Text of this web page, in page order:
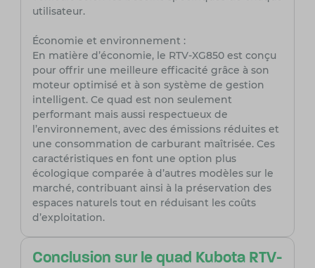
utilisateur.
Économie et environnement :
En matière d’économie, le RTV-XG850 est conçu
pour offrir une meilleure efficacité grâce à son
moteur optimisé et à son système de gestion
intelligent. Ce quad est non seulement
performant mais aussi respectueux de
l’environnement, avec des émissions réduites et
une consommation de carburant maîtrisée. Ces
caractéristiques en font une option plus
écologique comparée à d’autres modèles sur le
marché, contribuant ainsi à la préservation des
espaces naturels tout en réduisant les coûts
d’exploitation.
Conclusion sur le quad Kubota RTV-